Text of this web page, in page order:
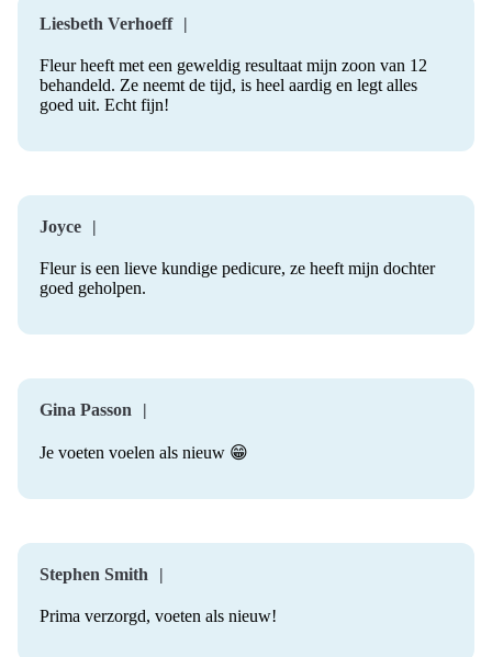
Liesbeth Verhoeff
Fleur heeft met een geweldig resultaat mijn zoon van 12
behandeld. Ze neemt de tijd, is heel aardig en legt alles
goed uit. Echt fijn!
Joyce
Fleur is een lieve kundige pedicure, ze heeft mijn dochter
goed geholpen.
Gina Passon
Je voeten voelen als nieuw 😁
Stephen Smith
Prima verzorgd, voeten als nieuw!